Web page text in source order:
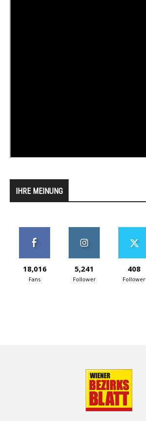
IHRE MEINUNG
18,016
Fans
5,241
Follower
408
Follower